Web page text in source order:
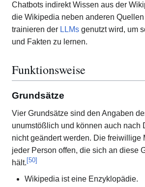
Chatbots indirekt Wissen aus der
die Wikipedia neben anderen
trainieren der LLMs genutzt wird, um
und Fakten zu lernen.
Funktionsweise
Grundsätze
Vier Grundsätze sind den Angaben
unumstößlich und können auch nach
nicht geändert werden. Die freiwillige
jeder Person offen, die sich an diese
hält. [50]
Wikipedia ist eine Enzyklopädie.